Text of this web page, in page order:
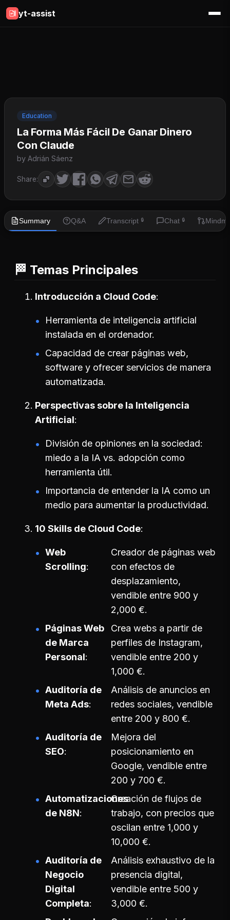
yt-assist
Education
La Forma Más Fácil De Ganar Dinero
Con Claude
by Adrián Sáenz
Share:
Summary Q&A Transcript 🔒 Chat 🔒
🏁 Temas Principales
Introducción a Cloud Code
Herramienta de inteligencia artificial
instalada en el ordenador.
Capacidad de crear páginas web,
software y ofrecer servicios de manera
automatizada.
Perspectivas sobre la Inteligencia
Artificial
División de opiniones en la sociedad:
miedo a la IA vs. adopción como
herramienta útil.
Importancia de entender la IA como un
medio para aumentar la productividad.
10 Skills de Cloud Code
Web
Scrolling
Creador de páginas web
con efectos de
desplazamiento,
vendible entre 900 y
2,000 €.
Páginas Web
de Marca
Personal
Crea webs a partir de
perfiles de Instagram,
vendible entre 200 y
1,000 €.
Auditoría de
Meta Ads
Análisis de anuncios en
redes sociales, vendible
entre 200 y 800 €.
Auditoría de
SEO
Mejora del
posicionamiento en
Google, vendible entre
200 y 700 €.
Automatizaciones
de N8N
Creación de flujos de
trabajo, con precios que
oscilan entre 1,000 y
10,000 €.
Auditoría de
Negocio
Digital
Completa
Análisis exhaustivo de la
presencia digital,
vendible entre 500 y
3,000 €.